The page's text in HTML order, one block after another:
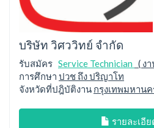
บริษัท วิศววิทย์ จำกัด
รับสมัคร Service Technician ( ง
การศึกษา ปวช ถึง ปริญาโท
จังหวัดที่ปฎิบัติงาน กรุงเทพมหาน
รายละเอี